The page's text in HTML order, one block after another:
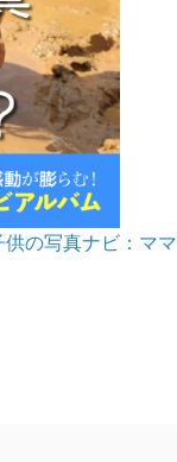
の写真ナビ：ママ